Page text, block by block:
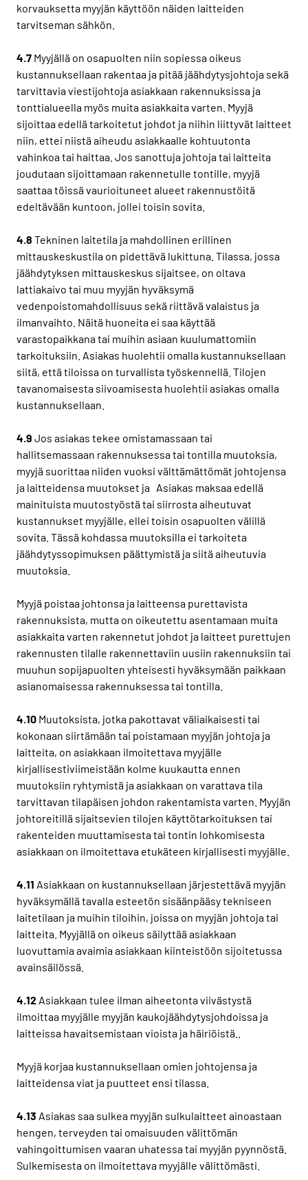
korvauksetta myyjän käyttöön näiden laitteiden
tarvitseman sähkön.
4.7 Myyjällä on osapuolten niin sopiessa oikeus
kustannuksellaan rakentaa ja pitää jäähdytysjohtoja sekä
tarvittavia viestijohtoja asiakkaan rakennuksissa ja
tonttialueella myös muita asiakkaita varten. Myyjä
sijoittaa edellä tarkoitetut johdot ja niihin liittyvät laitteet
niin, ettei niistä aiheudu asiakkaalle kohtuutonta
vahinkoa tai haittaa. Jos sanottuja johtoja tai laitteita
joudutaan sijoittamaan rakennetulle tontille, myyjä
saattaa töissä vaurioituneet alueet rakennustöitä
edeltävään kuntoon, jollei toisin sovita.
4.8 Tekninen laitetila ja mahdollinen erillinen
mittauskeskustila on pidettävä lukittuna. Tilassa, jossa
jäähdytyksen mittauskeskus sijaitsee, on oltava
lattiakaivo tai muu myyjän hyväksymä
vedenpoistomahdollisuus sekä riittävä valaistus ja
ilmanvaihto. Näitä huoneita ei saa käyttää
varastopaikkana tai muihin asiaan kuulumattomiin
tarkoituksiin. Asiakas huolehtii omalla kustannuksellaan
siitä, että tiloissa on turvallista työskennellä. Tilojen
tavanomaisesta siivoamisesta huolehtii asiakas omalla
kustannuksellaan.
4.9 Jos asiakas tekee omistamassaan tai
hallitsemassaan rakennuksessa tai tontilla muutoksia,
myyjä suorittaa niiden vuoksi välttämättömät johtojensa
ja laitteidensa muutokset ja Asiakas maksaa edellä
mainituista muutostyöstä tai siirrosta aiheutuvat
kustannukset myyjälle, ellei toisin osapuolten välillä
sovita. Tässä kohdassa muutoksilla ei tarkoiteta
jäähdytyssopimuksen päättymistä ja siitä aiheutuvia
muutoksia.
Myyjä poistaa johtonsa ja laitteensa purettavista
rakennuksista, mutta on oikeutettu asentamaan muita
asiakkaita varten rakennetut johdot ja laitteet purettujen
rakennusten tilalle rakennettaviin uusiin rakennuksiin tai
muuhun sopijapuolten yhteisesti hyväksymään paikkaan
asianomaisessa rakennuksessa tai tontilla.
4.10 Muutoksista, jotka pakottavat väliaikaisesti tai
kokonaan siirtämään tai poistamaan myyjän johtoja ja
laitteita, on asiakkaan ilmoitettava myyjälle
kirjallisestiviimeistään kolme kuukautta ennen
muutoksiin ryhtymistä ja asiakkaan on varattava tila
tarvittavan tilapäisen johdon rakentamista varten. Myyjän
johtoreitillä sijaitsevien tilojen käyttötarkoituksen tai
rakenteiden muuttamisesta tai tontin lohkomisesta
asiakkaan on ilmoitettava etukäteen kirjallisesti myyjälle.
4.11 Asiakkaan on kustannuksellaan järjestettävä myyjän
hyväksymällä tavalla esteetön sisäänpääsy tekniseen
laitetilaan ja muihin tiloihin, joissa on myyjän johtoja tai
laitteita. Myyjällä on oikeus säilyttää asiakkaan
luovuttamia avaimia asiakkaan kiinteistöön sijoitetussa
avainsäilössä.
4.12 Asiakkaan tulee ilman aiheetonta viivästystä
ilmoittaa myyjälle myyjän kaukojäähdytysjohdoissa ja
laitteissa havaitsemistaan vioista ja häiriöistä..
Myyjä korjaa kustannuksellaan omien johtojensa ja
laitteidensa viat ja puutteet ensi tilassa.
4.13 Asiakas saa sulkea myyjän sulkulaitteet ainoastaan
hengen, terveyden tai omaisuuden välittömän
vahingoittumisen vaaran uhatessa tai myyjän pyynnöstä.
Sulkemisesta on ilmoitettava myyjälle välittömästi.